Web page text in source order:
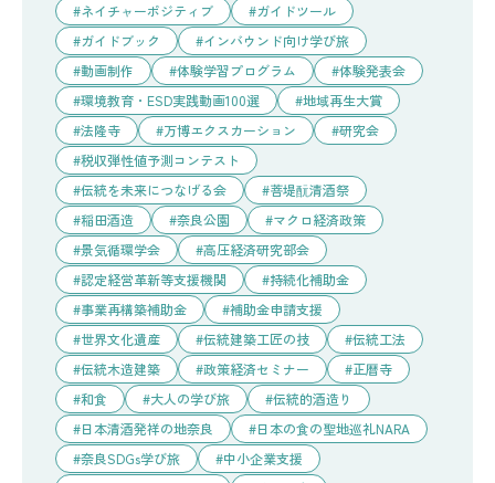
ネイチャーポジティブ
ガイドツール
ガイドブック
インバウンド向け学び旅
動画制作
体験学習プログラム
体験発表会
環境教育・ESD実践動画100選
地域再生大賞
法隆寺
万博エクスカーション
研究会
税収弾性値予測コンテスト
伝統を未来につなげる会
菩堤酛清酒祭
稲田酒造
奈良公園
マクロ経済政策
景気循環学会
高圧経済研究部会
認定経営革新等支援機関
持続化補助金
事業再構築補助金
補助金申請支援
世界文化遺産
伝統建築工匠の技
伝統工法
伝統木造建築
政策経済セミナー
正暦寺
和食
大人の学び旅
伝統的酒造り
日本清酒発祥の地奈良
日本の食の聖地巡礼NARA
奈良SDGs学び旅
中小企業支援